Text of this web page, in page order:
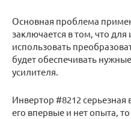
Основная проблема
заключается в том, что
использовать
будет обеспечивать
усилителя.
Инвертор #8212 серьезная
его впервые и нет опыта,